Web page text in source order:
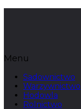
Menu
Sadownictwo
Warzywnictwo
Hodowla
Rolnictwo